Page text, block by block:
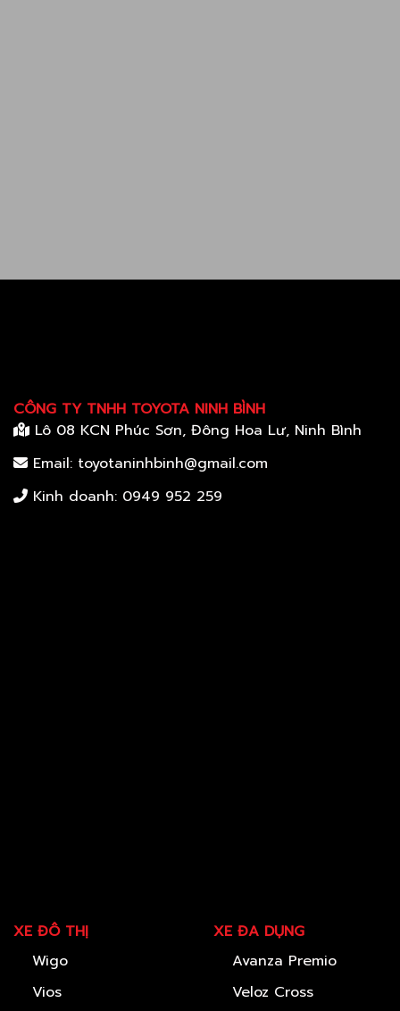
CÔNG TY TNHH TOYOTA NINH BÌNH
Lô 08 KCN Phúc Sơn, Đông Hoa Lư, Ninh Bình
Email: toyotaninhbinh@gmail.com
Kinh doanh: 0949 952 259
XE ĐÔ THỊ
Wigo
Vios
XE ĐA DỤNG
Avanza Premio
Veloz Cross